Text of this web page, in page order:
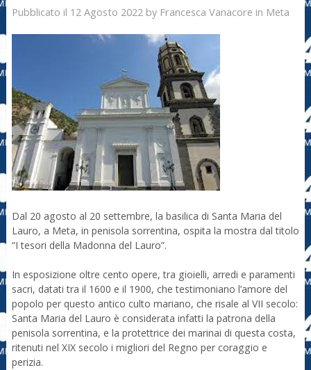
Pubblicato il 12 Agosto 2022by Francesca Vanacore in Meta
Dal 20 agosto al 20 settembre, la basilica di Santa Maria del
Lauro, a Meta, in penisola sorrentina, ospita la mostra dal titolo
“I tesori della Madonna del Lauro”.
In esposizione oltre cento opere, tra gioielli, arredi e paramenti
sacri, datati tra il 1600 e il 1900, che testimoniano l’amore del
popolo per questo antico culto mariano, che risale al VII secolo:
Santa Maria del Lauro è considerata infatti la patrona della
penisola sorrentina, e la protettrice dei marinai di questa costa,
ritenuti nel XIX secolo i migliori del Regno per coraggio e
perizia.